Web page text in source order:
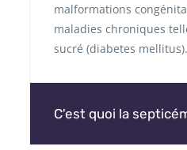
malformations
maladies chroniques
sucré (diabetes mellitus).
C'est quoi la